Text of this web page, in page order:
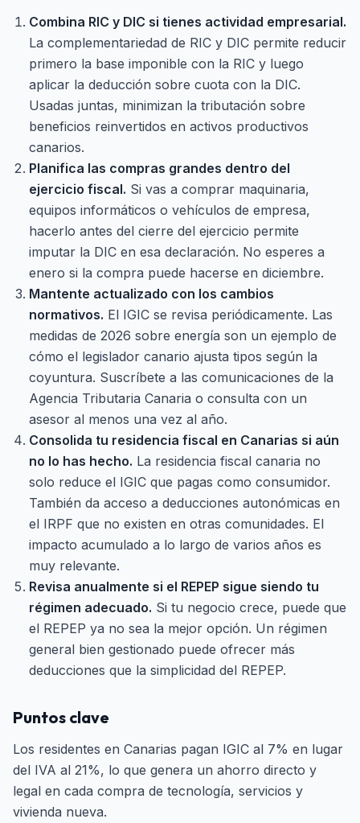
Combina RIC y DIC si tienes actividad empresarial.
La complementariedad de RIC y DIC permite reducir
primero la base imponible con la RIC y luego
aplicar la deducción sobre cuota con la DIC.
Usadas juntas, minimizan la tributación sobre
beneficios reinvertidos en activos productivos
canarios.
Planifica las compras grandes dentro del
ejercicio fiscal. Si vas a comprar maquinaria,
equipos informáticos o vehículos de empresa,
hacerlo antes del cierre del ejercicio permite
imputar la DIC en esa declaración. No esperes a
enero si la compra puede hacerse en diciembre.
Mantente actualizado con los cambios
normativos. El IGIC se revisa periódicamente. Las
medidas de 2026 sobre energía son un ejemplo de
cómo el legislador canario ajusta tipos según la
coyuntura. Suscríbete a las comunicaciones de la
Agencia Tributaria Canaria o consulta con un
asesor al menos una vez al año.
Consolida tu residencia fiscal en Canarias si aún
no lo has hecho. La residencia fiscal canaria no
solo reduce el IGIC que pagas como consumidor.
También da acceso a deducciones autonómicas en
el IRPF que no existen en otras comunidades. El
impacto acumulado a lo largo de varios años es
muy relevante.
Revisa anualmente si el REPEP sigue siendo tu
régimen adecuado. Si tu negocio crece, puede que
el REPEP ya no sea la mejor opción. Un régimen
general bien gestionado puede ofrecer más
deducciones que la simplicidad del REPEP.
Puntos clave
Los residentes en Canarias pagan IGIC al 7% en lugar
del IVA al 21%, lo que genera un ahorro directo y
legal en cada compra de tecnología, servicios y
vivienda nueva.